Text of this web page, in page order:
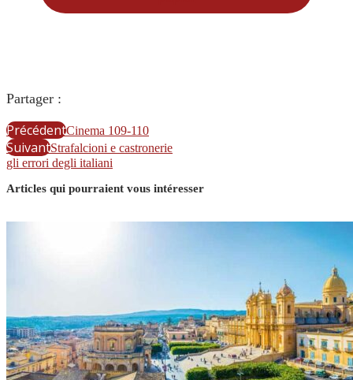
Partager :
PrécédentCinema 109-110
SuivantStrafalcioni e castronerie
gli errori degli italiani
Articles qui pourraient vous intéresser